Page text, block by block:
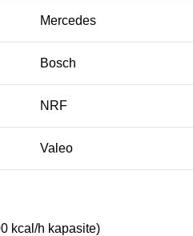
Mercedes
Bosch
NRF
Valeo
kcal/h kapasite)